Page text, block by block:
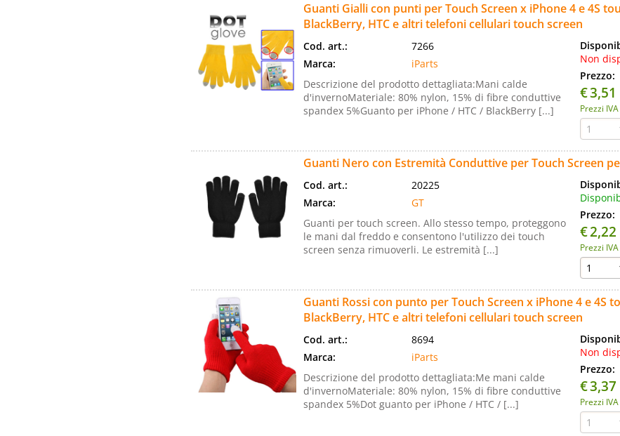
Guanti Gialli con punti per Touch Screen x iPhone 4 e 4S
BlackBerry, HTC e altri telefoni cellulari touch screen
Cod. art.:
7266
Marca:
iParts
Descrizione del prodotto dettagliata:Mani calde
d'invernoMateriale: 80% nylon, 15% di fibre conduttive
spandex 5%Guanto per iPhone / HTC / BlackBerry [...]
Non
Prezzo:
€3,51
Prezzi
Guanti Nero con Estremità Conduttive per Touch Screen
Cod. art.:
20225
Marca:
GT
Guanti per touch screen. Allo stesso tempo, proteggono
le mani dal freddo e consentono l'utilizzo dei touch
screen senza rimuoverli. Le estremità [...]
Prezzo:
€2,22
Prezzi
Guanti Rossi con punto per Touch Screen x iPhone 4 e 4S
BlackBerry, HTC e altri telefoni cellulari touch screen
Cod. art.:
8694
Marca:
iParts
Descrizione del prodotto dettagliata:Me mani calde
d'invernoMateriale: 80% nylon, 15% di fibre conduttive
spandex 5%Dot guanto per iPhone / HTC / [...]
Non
Prezzo:
€3,37
Prezzi